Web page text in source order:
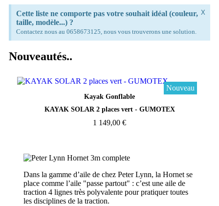
Cette liste ne comporte pas votre souhait idéal (couleur,
taille, modèle...) ?
Contactez nous au 0658673125, nous vous trouverons une solution.
X
Nouveautés..
Aperçu rapide
Nouveau
Kayak Gonflable
KAYAK SOLAR 2 places vert - GUMOTEX
1 149,00 €
Dans la gamme d’aile de chez Peter Lynn, la Hornet se
place comme l’aile "passe partout" : c’est une aile de
traction 4 lignes très polyvalente pour pratiquer toutes
les disciplines de la traction.